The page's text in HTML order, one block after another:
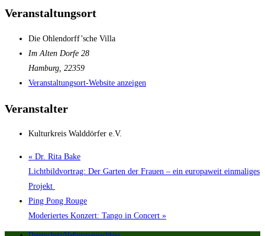
Veranstaltungsort
Die Ohlendorff’sche Villa
Im Alten Dorfe 28
Hamburg, 22359
Veranstaltungsort-Website anzeigen
Veranstalter
Kulturkreis Walddörfer e.V.
« Dr. Rita Bake
Lichtbildvortrag: Der Garten der Frauen – ein europaweit einmaliges
Projekt
Ping Pong Rouge
Moderiertes Konzert: Tango in Concert »